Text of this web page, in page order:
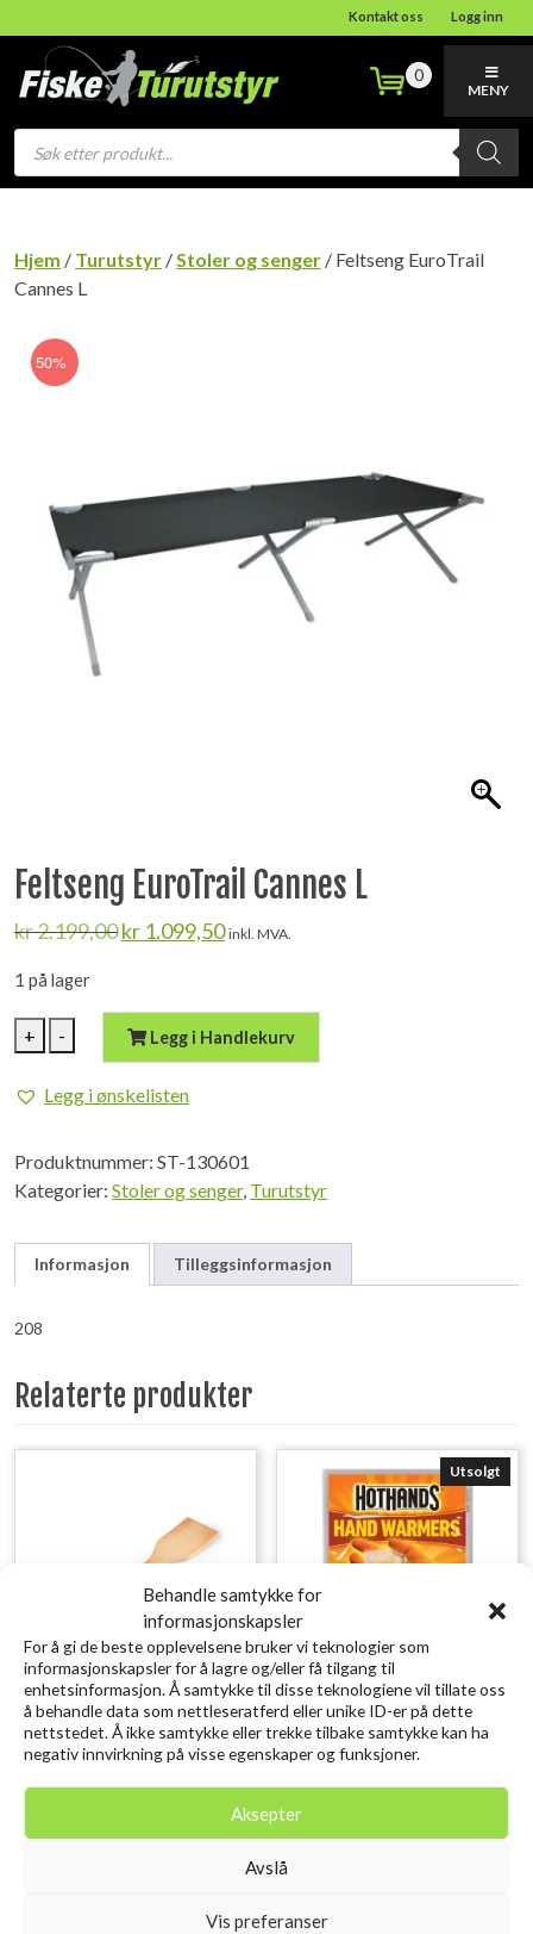
Behandle samtykke for
informasjonskapsler
For å gi de beste opplevelsene bruker vi teknologier som
informasjonskapsler for å lagre og/eller få tilgang til
enhetsinformasjon. Å samtykke til disse teknologiene vil tillate oss
å behandle data som nettleseratferd eller unike ID-er på dette
nettstedet. Å ikke samtykke eller trekke tilbake samtykke kan ha
negativ innvirkning på visse egenskaper og funksjoner.
Aksepter
Avslå
Vis preferanser
Kontakt oss Logg inn
Products
search
0
MENY
Hjem / Turutstyr /Stoler og senger / Feltseng EuroTrail
Cannes L
50%
Feltseng EuroTrail Cannes L
kr2.199,00 Opprinnelig
kr 1.099,50Nåværende
inkl. MVA.
1 på lager
+
Feltseng
EuroTrail
- Legg i Handlekurv
Legg i ønskelisten
Produktnummer: ST-130601
Kategorier: Stoler og senger, Turutstyr
Informasjon Tilleggsinformasjon
208
Relaterte produkter
GSI Rakau Spatula
kr99,00inkl. MVA.
Utsolgt
HotHands Varmepose
Hender 10 timer Par